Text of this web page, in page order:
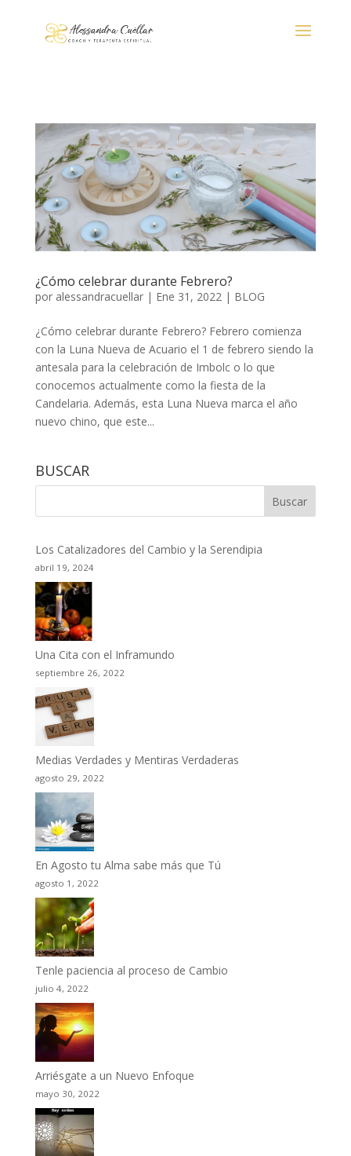
¿Cómo celebrar durante Febrero?
por alessandracuellar| Ene 31, 2022 | BLOG
¿Cómo celebrar durante Febrero? Febrero comienza
con la Luna Nueva de Acuario el 1 de febrero siendo la
antesala para la celebración de Imbolc o lo que
conocemos actualmente como la fiesta de la
Candelaria. Además, esta Luna Nueva marca el año
nuevo chino, que este...
BUSCAR
Los Catalizadores del Cambio y la Serendipia
abril 19, 2024
Una Cita con el Inframundo
septiembre 26, 2022
Medias Verdades y Mentiras Verdaderas
agosto 29, 2022
En Agosto tu Alma sabe más que Tú
agosto 1, 2022
Tenle paciencia al proceso de Cambio
julio 4, 2022
Arriésgate a un Nuevo Enfoque
mayo 30, 2022